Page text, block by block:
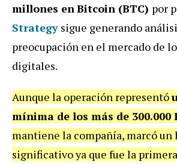
millones enBitcoin (BTC) por
Strategy sigue generando
preocupación en el mercado de
digitales.
Aunque la operación representó
mínima de los más de 300.000
mantiene la compañía, marcó un
significativo ya que fue la